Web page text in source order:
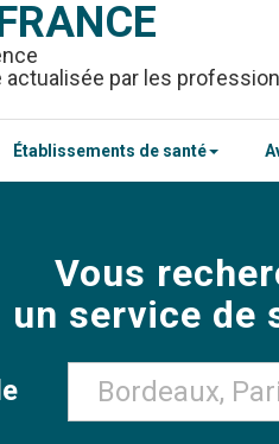
par les
Établissements de santé
Vous
un service de